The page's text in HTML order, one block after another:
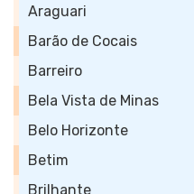
Araguari
Barão de Cocais
Barreiro
Bela Vista de Minas
Belo Horizonte
Betim
Brilhante